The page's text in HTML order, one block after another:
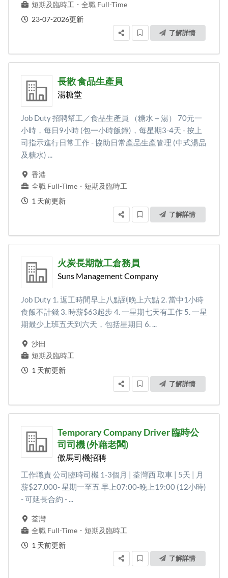
短期及臨時工 ・ 全職 Full-Time
23-07-2026更新
了解詳情
長散 食品生產員
湯糖堂
Job Duty 招聘幫工／食品生產員 （糖水＋湯） 70元一
小時，每日9小時 (包一小時飯鐘)，每星期3-4天 - 按上
司指示進行日常工作 - 協助日常產品生產管理 (中式湯品
及糖水) ...
香港
全職 Full-Time・ 短期及臨時工
1 天前更新
了解詳情
火炭長期散工倉務員
Suns Management Company
Job Duty 1. 返工時間早上八點到晚上六點 2. 當中1小時
食飯不計錢 3. 時薪$63起步 4. 一星期七天有工作 5. 一星
期最少上班五天到六天，包括星期日 6. ...
沙田
短期及臨時工
1 天前更新
了解詳情
Temporary Company Driver 臨時公
司司機 (外藉老闆)
傲馬司機招聘
工作職責 公司臨時司機 1-3個月 | 荃灣西 取車 | 5天 | 月
薪$27,000- 星期一至五 早上07:00-晚上19:00 (12小時)
- 可延長合約 - ...
荃灣
全職 Full-Time・ 短期及臨時工
1 天前更新
了解詳情